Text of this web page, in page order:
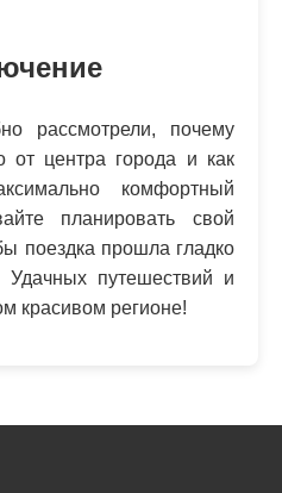
рассмотрели, почему
от центра города и как
комфортный
планировать свой
поездка прошла гладко
путешествий и
красивом регионе!